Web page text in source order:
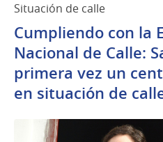
Situación de calle
Cumpliendo con la
Nacional de Calle:
primera vez un
en situación de